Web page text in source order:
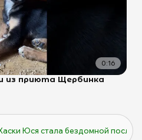
0:16
из приюта Щербинка
Юся стала бездомной посл...